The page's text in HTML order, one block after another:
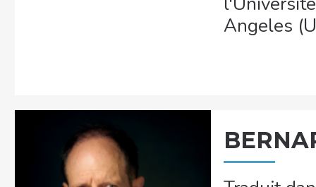
Angeles